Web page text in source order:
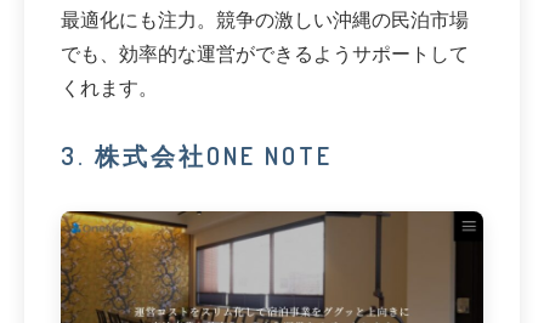
最適化にも注力。競争の激しい沖縄の民泊市場
でも、効率的な運営ができるようサポートして
くれます。
3. 株式会社ONE NOTE